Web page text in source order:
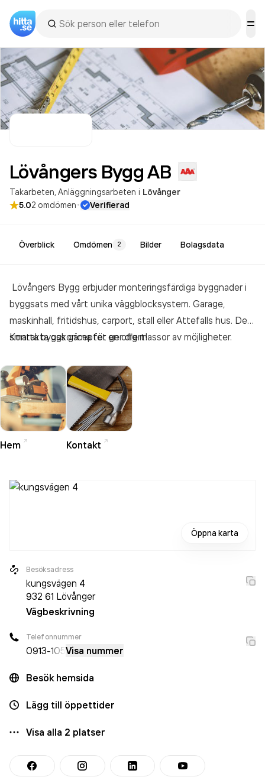
Lövångers ByggAB
Takarbeten Anläggningsarbeten i Lövånger
5.02 omdömen· Verifierad
Överblick Omdömen 2 Bilder Bolagsdata
Lövångers Bygg erbjuder monteringsfärdiga byggnader i
byggsats med vårt unika väggblocksystem. Garage,
maskinhall, fritidshus, carport, stall eller Attefalls hus. Det
smarta byggkonceptet ger dig massor av möjligheter.
Kontakta oss gärna för en offert!
Hem Kontakt
Öppna karta
Besöksadress
kungsvägen 4
932 61 Lövånger
Vägbeskrivning
Telefonnummer
0913-105Visa nummer
Besök hemsida
Lägg till öppettider
Visa alla 2 platser